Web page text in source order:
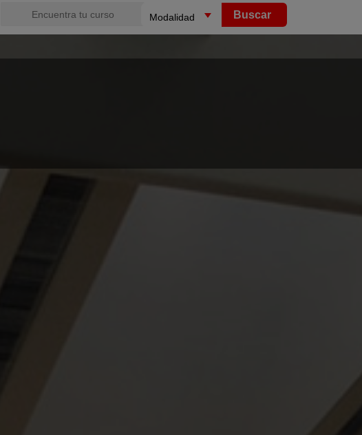
Buscar